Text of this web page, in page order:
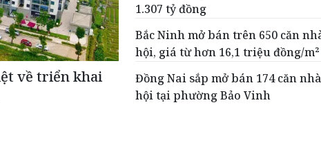
về triển khai
1.307 tỷ đồng
Bắc Ninh mở bán trên 650 căn
hội, giá từ hơn 16,1 triệu đồng/m²
Đồng Nai sắp mở bán 174 căn
hội tại phường Bảo Vinh